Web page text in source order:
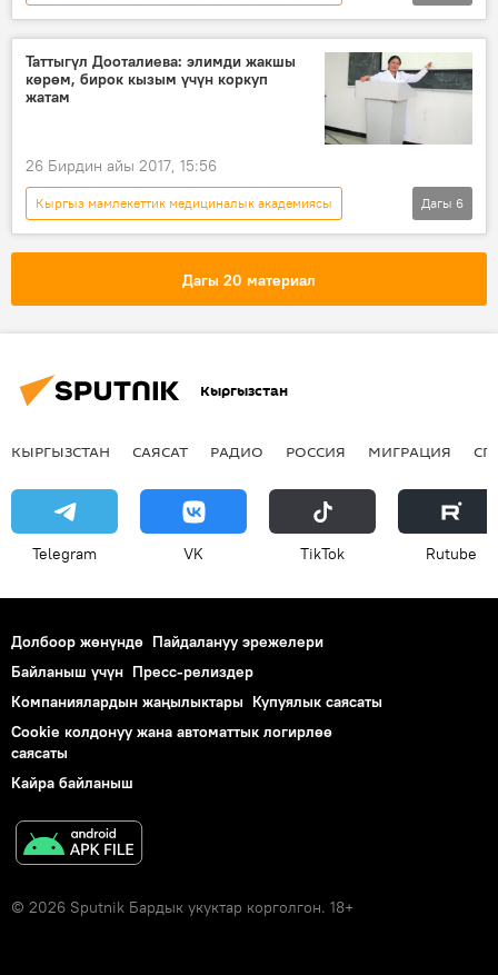
Кыргызстан
Коом
Жаңылыктар
Ысык-Көл" мейманканасы
имарат
Таттыгүл Дооталиева: элимди жакшы
көрөм, бирок кызым үчүн коркуп
жатам
26 Бирдин айы 2017, 15:56
Кыргыз мамлекеттик медициналык академиясы
Кыргызстан
Коом
Жаңылыктар
Дагы 6
Дагы 20 материал
Кыргызстан
КЫРГЫЗСТАН САЯСАТ РАДИО РОССИЯ МИГРАЦИЯ
Telegram VK ТikТоk Rutube
Долбоор жөнүндө Пайдалануу эрежелери
Байланыш үчүн Пресс-релиздер
Компаниялардын жаңылыктары Купуялык саясаты
Cookie колдонуу жана автоматтык логирлөө
саясаты
Кайра байланыш
© 2026 Sputnik Бардык укуктар корголгон. 18+